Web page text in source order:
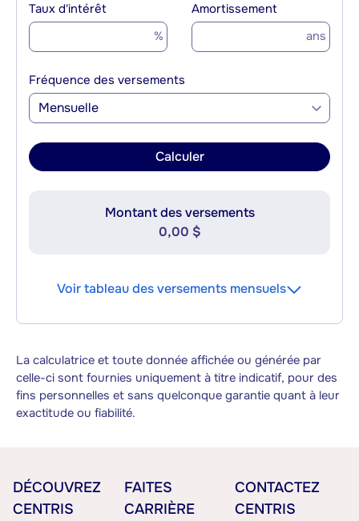
Taux d'intérêt
%
Amortissement
ans
Fréquence des versements
Mensuelle
Calculer
Montant des versements
0,00 $
Voir tableau des versements mensuels
La calculatrice et toute donnée affichée ou générée par
celle-ci sont fournies uniquement à titre indicatif, pour des
fins personnelles et sans quelconque garantie quant à leur
exactitude ou fiabilité.
DÉCOUVREZ
CENTRIS
FAITES
CARRIÈRE
CONTACTEZ
CENTRIS